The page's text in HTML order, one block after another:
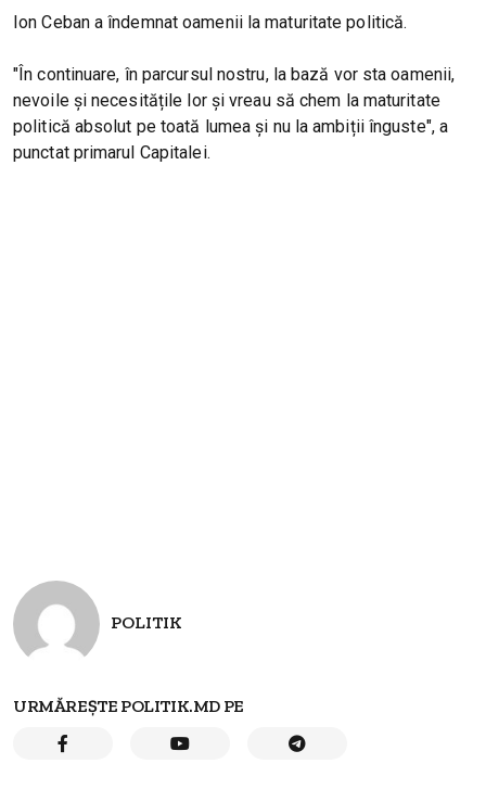
Ion Ceban a îndemnat oamenii la maturitate politică.
"În continuare, în parcursul nostru, la bază vor sta oamenii,
nevoile și necesitățile lor și vreau să chem la maturitate
politică absolut pe toată lumea și nu la ambiții înguste", a
punctat primarul Capitalei.
POLITIK
URMĂREȘTE POLITIK.MD PE